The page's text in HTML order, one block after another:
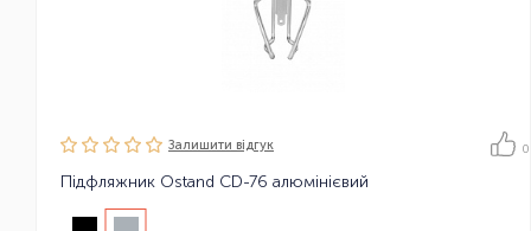
Залишити вiдгук 0
Підфляжник Ostand CD-76 алюмінієвий